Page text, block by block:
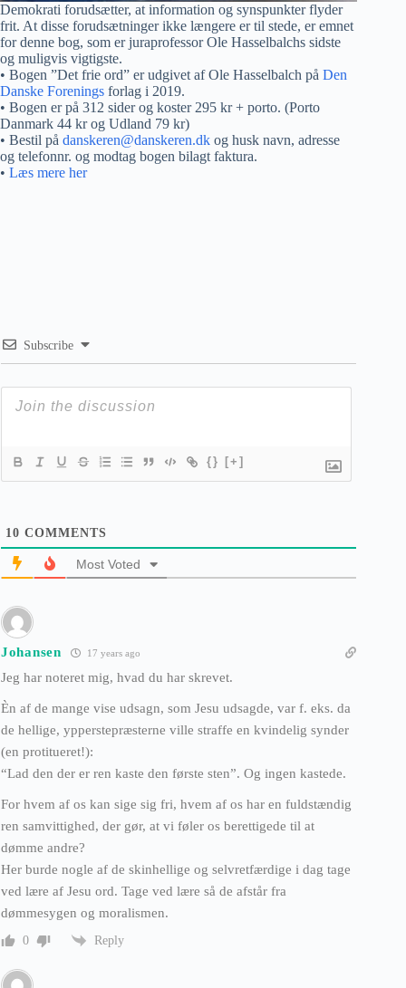
Demokrati forudsætter, at information og synspunkter flyder
frit. At disse forudsætninger ikke længere er til stede, er emnet
for denne bog, som er juraprofessor Ole Hasselbalchs sidste
og muligvis vigtigste.
• Bogen ”Det frie ord” er udgivet af Ole Hasselbalch på Den
Danske Forenings forlag i 2019.
• Bogen er på 312 sider og koster 295 kr + porto. (Porto
Danmark 44 kr og Udland 79 kr)
• Bestil på danskeren@danskeren.dk og husk navn, adresse
og telefonnr. og modtag bogen bilagt faktura.
• Læs mere her
Subscribe
{} [+]
10 COMMENTS
Most Voted
Johansen 17 years ago
Jeg har noteret mig, hvad du har skrevet.
Èn af de mange vise udsagn, som Jesu udsagde, var f. eks. da
de hellige, ypperstepræsterne ville straffe en kvindelig synder
(en protitueret!):
“Lad den der er ren kaste den første sten”. Og ingen kastede.
For hvem af os kan sige sig fri, hvem af os har en fuldstændig
ren samvittighed, der gør, at vi føler os berettigede til at
dømme andre?
Her burde nogle af de skinhellige og selvretfærdige i dag tage
ved lære af Jesu ord. Tage ved lære så de afstår fra
dømmesygen og moralismen.
0 Reply